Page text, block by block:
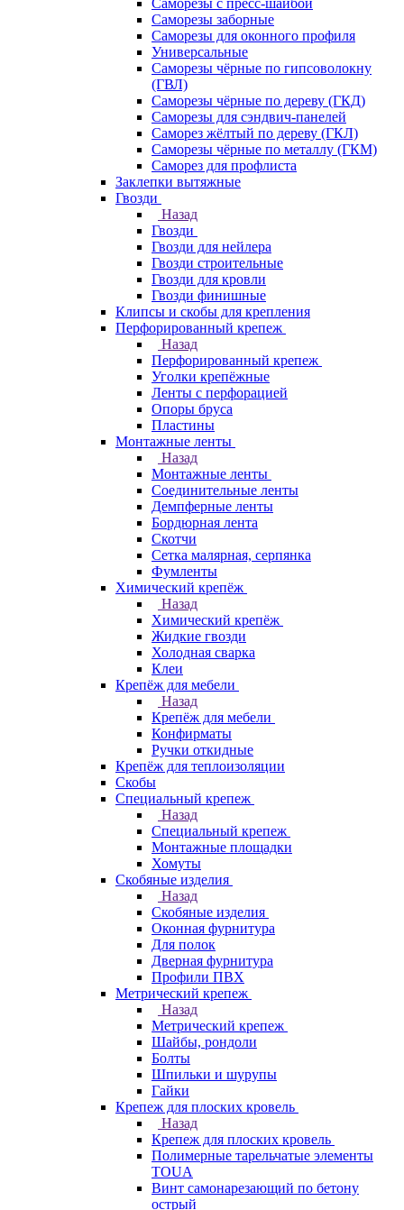
Саморезы с пресс-шайбой
Саморезы заборные
Саморезы для оконного профиля
Универсальные
Саморезы чёрные по гипсоволокну
(ГВЛ)
Саморезы чёрные по дереву (ГКД)
Саморезы для сэндвич-панелей
Саморез жёлтый по дереву (ГКЛ)
Саморезы чёрные по металлу (ГКМ)
Саморез для профлиста
Заклепки вытяжные
Гвозди
Назад
Гвозди
Гвозди для нейлера
Гвозди строительные
Гвозди для кровли
Гвозди финишные
Клипсы и скобы для крепления
Перфорированный крепеж
Назад
Перфорированный крепеж
Уголки крепёжные
Ленты с перфорацией
Опоры бруса
Пластины
Монтажные ленты
Назад
Монтажные ленты
Соединительные ленты
Демпферные ленты
Бордюрная лента
Скотчи
Сетка малярная, серпянка
Фумленты
Химический крепёж
Назад
Химический крепёж
Жидкие гвозди
Холодная сварка
Клеи
Крепёж для мебели
Назад
Крепёж для мебели
Конфирматы
Ручки откидные
Крепёж для теплоизоляции
Скобы
Специальный крепеж
Назад
Специальный крепеж
Монтажные площадки
Хомуты
Скобяные изделия
Назад
Скобяные изделия
Оконная фурнитура
Для полок
Дверная фурнитура
Профили ПВХ
Метрический крепеж
Назад
Метрический крепеж
Шайбы, рондоли
Болты
Шпильки и шурупы
Гайки
Крепеж для плоских кровель
Назад
Крепеж для плоских кровель
Полимерные тарельчатые элементы
TOUA
Винт самонарезающий по бетону
острый